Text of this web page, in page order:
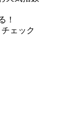
！
ェック